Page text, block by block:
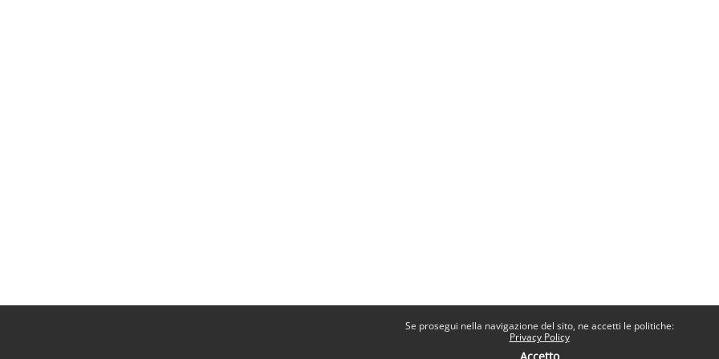
Se prosegui nella navigazione del sito, ne accetti le politiche:
Privacy Policy